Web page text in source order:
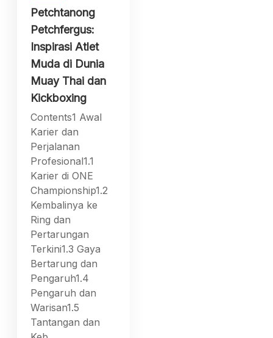
Petchtanong
Petchfergus:
Inspirasi Atlet
Muda di Dunia
Muay Thai dan
Kickboxing
Contents1 Awal
Karier dan
Perjalanan
Profesional1.1
Karier di ONE
Championship1.2
Kembalinya ke
Ring dan
Pertarungan
Terkini1.3 Gaya
Bertarung dan
Pengaruh1.4
Pengaruh dan
Warisan1.5
Tantangan dan